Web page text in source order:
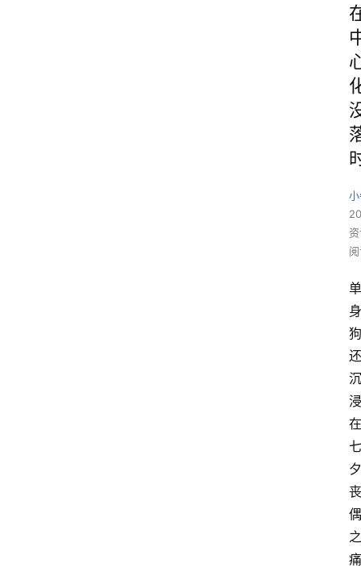
单
身
狗
还
沉
浸
在
七
夕
丧
偶
之
痛